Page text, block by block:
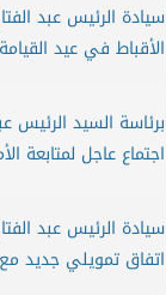
سيادة الرئيس عبد
الأقباط في عيد
برئاسة السيد الرئيس
اجتماع عاجل لمتابعة
سيادة الرئيس عبد
اتفاق تمويلي جديد مع